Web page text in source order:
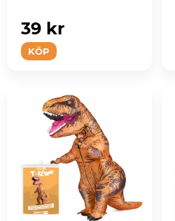
KÖP
39 kr